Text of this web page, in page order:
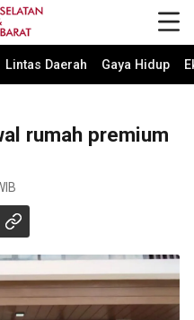
Lintas Daerah Gaya Hidup
rumah premium